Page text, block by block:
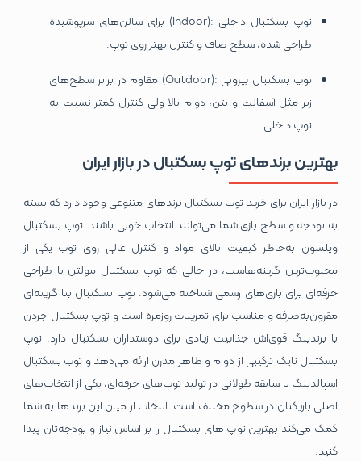
توپ بسکتبال داخلی :(Indoor) برای سالن‌های سرپوشیده
طراحی شده، سطح صاف و کنترل بهتر روی توپ.
توپ بسکتبال بیرونی :(Outdoor) مقاوم در برابر سطح‌های
زبر مثل آسفالت و بتن، دوام بالا ولی کنترل کمتر نسبت به
توپ داخلی.
بهترین برندهای توپ بسکتبال در بازار ایران
در بازار ایران برای خرید توپ بسکتبال برندهای متنوعی وجود دارد که بسته
به بودجه و سطح بازی شما می‌توانند انتخاب خوبی باشند. توپ بسکتبال
ویلسون به‌خاطر کیفیت بالای مواد و کنترل عالی روی توپ یکی از
محبوب‌ترین گزینه‌هاست، در حالی که توپ بسکتبال مولتن با طراحی
حرفه‌ای برای بازی‌های رسمی شناخته می‌شود. توپ بسکتبال بتا گزینه‌ای
مقرون‌به‌صرفه و مناسب برای تمرینات روزمره است و توپ بسکتبال جردن
با برندینگ قوی‌اش جذابیت زیادی برای دوستداران بسکتبال دارد. توپ
بسکتبال نایک ترکیبی از دوام و ظاهر مدرن ارائه می‌دهد و توپ بسکتبال
اسپالدینگ با سابقه طولانی در تولید توپ‌های حرفه‌ای، یکی از انتخاب‌های
اصلی بازیکنان در سطوح مختلف است. انتخاب از میان این برندها به شما
کمک می‌کند بهترین توپ های بسکتبال را بر اساس نیاز و بودجه‌تان پیدا
کنید.